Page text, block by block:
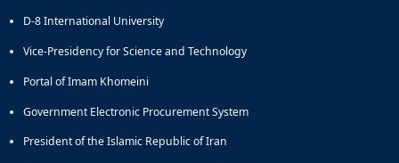
D-8 International University
Vice-Presidency for Science and Technology
Portal of Imam Khomeini
Government Electronic Procurement System
President of the Islamic Republic of Iran